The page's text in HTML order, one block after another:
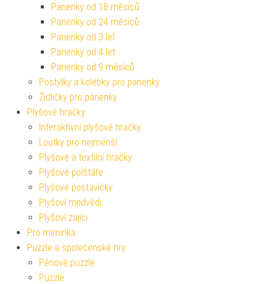
Panenky od 18 měsíců
Panenky od 24 měsíců
Panenky od 3 let
Panenky od 4 let
Panenky od 9 měsíců
Postýlky a kolébky pro panenky
Židličky pro panenky
Plyšové hračky
Interaktivní plyšové hračky
Loutky pro nejmenší
Plyšové a textilní hračky
Plyšové polštáře
Plyšové postavičky
Plyšoví medvědi
Plyšoví zajíci
Pro miminka
Puzzle a společenské hry
Pěnové puzzle
Puzzle